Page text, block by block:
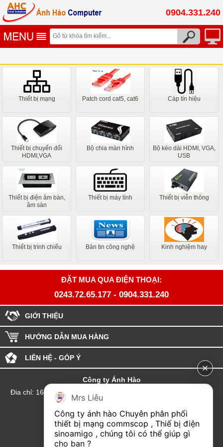
0904.331.240
Thiết bị mạng Patch cord cat5, cat6 Cáp tín hiệu
Thiết bị chuyển đổi
HDMI,VGA
Bộ chia màn hình
Bộ kéo dài HDMI, VGA,
USB
Thiết bị điện âm bàn,
âm sàn
Thiết bị máy tính Thiết bị viễn thông
Thiết bị trình chiếu Bản tin công nghệ Kinh nghiệm hay
ĐẶT MUA QUA ĐIỆN THOẠI:
0243.72.65.177 - 0904.331.240
GIỚI THIỆU
HƯỚNG DẪN MUA HÀNG
LIÊN HỆ - GÓP Ý
Công ty Ánh Hào
Đia chỉ: 164 Phố Chùa Láng - Phường Láng - Thành phố Hà Nội
Email: Kinhdoanhanhhao@gmail.com
Đại lý Hải Phòng
Mrs Liễu
Công ty ánh hào Chuyên phân phối
thiết bị mạng commscop , Thiế bị điện
sinoamigo , chúng tôi có thể giúp gì
cho bạn ?